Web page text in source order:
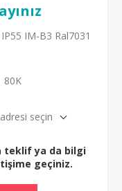
IM-B3 Ral7031
80K
seçin
teklif ya da bilgi
geçiniz.